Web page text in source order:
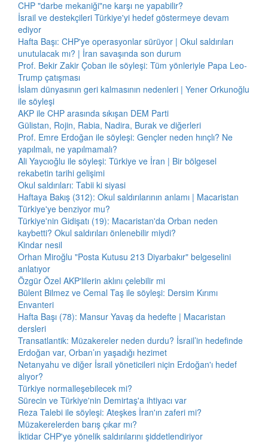
CHP "darbe mekaniği"ne karşı ne yapabilir?
İsrail ve destekçileri Türkiye'yi hedef göstermeye devam
ediyor
Hafta Başı: CHP'ye operasyonlar sürüyor | Okul saldırıları
unutulacak mı? | İran savaşında son durum
Prof. Bekir Zakir Çoban ile söyleşi: Tüm yönleriyle Papa Leo-
Trump çatışması
İslam dünyasının geri kalmasının nedenleri | Yener Orkunoğlu
ile söyleşi
AKP ile CHP arasında sıkışan DEM Parti
Gülistan, Rojin, Rabia, Nadira, Burak ve diğerleri
Prof. Emre Erdoğan ile söyleşi: Gençler neden hınçlı? Ne
yapılmalı, ne yapılmamalı?
Ali Yaycıoğlu ile söyleşi: Türkiye ve İran | Bir bölgesel
rekabetin tarihi gelişimi
Okul saldırıları: Tabii ki siyasi
Haftaya Bakış (312): Okul saldırılarının anlamı | Macaristan
Türkiye'ye benziyor mu?
Türkiye'nin Gidişatı (19): Macaristan'da Orban neden
kaybetti? Okul saldırıları önlenebilir miydi?
Kindar nesil
Orhan Miroğlu "Posta Kutusu 213 Diyarbakır" belgeselini
anlatıyor
Özgür Özel AKP'lilerin aklını çelebilir mi
Bülent Bilmez ve Cemal Taş ile söyleşi: Dersim Kırımı
Envanteri
Hafta Başı (78): Mansur Yavaş da hedefte | Macaristan
dersleri
Transatlantik: Müzakereler neden durdu? İsrail’in hedefinde
Erdoğan var, Orban’ın yaşadığı hezimet
Netanyahu ve diğer İsrail yöneticileri niçin Erdoğan'ı hedef
alıyor?
Türkiye normalleşebilecek mi?
Sürecin ve Türkiye'nin Demirtaş'a ihtiyacı var
Reza Talebi ile söyleşi: Ateşkes İran'ın zaferi mi?
Müzakerelerden barış çıkar mı?
İktidar CHP'ye yönelik saldırılarını şiddetlendiriyor